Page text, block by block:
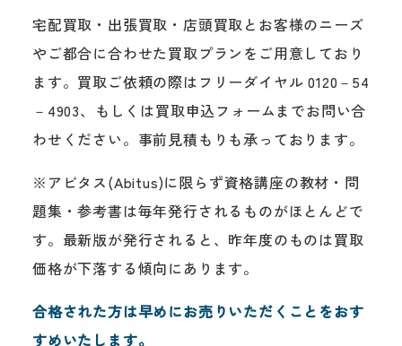
宅配買取・出張買取・店頭買取とお客様のニーズ
やご都合に合わせた買取プランをご用意しており
ます。買取ご依頼の際はフリーダイヤル 0120－54
－4903、もしくは買取申込フォームまでお問い合
わせください。事前見積もりも承っております。
※アビタス(Abitus)に限らず資格講座の教材・問
題集・参考書は毎年発行されるものがほとんどで
す。最新版が発行されると、昨年度のものは買取
価格が下落する傾向にあります。
合格された方は早めにお売りいただくことをおす
すめいたします。